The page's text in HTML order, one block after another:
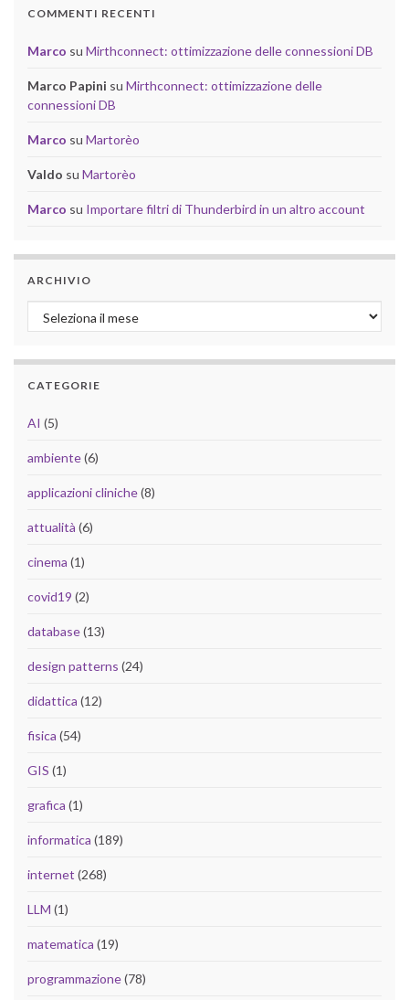
COMMENTI RECENTI
Marco su Mirthconnect: ottimizzazione delle connessioni DB
Marco Papini su Mirthconnect: ottimizzazione delle
connessioni DB
Marco su Martorèo
Valdo su Martorèo
Marco su Importare filtri di Thunderbird in un altro account
ARCHIVIO
Archivio
CATEGORIE
AI (5)
ambiente(6)
applicazioni cliniche(8)
attualità (6)
cinema (1)
covid19 (2)
database(13)
design patterns (24)
didattica (12)
fisica (54)
GIS (1)
grafica (1)
informatica (189)
internet (268)
LLM (1)
matematica (19)
programmazione(78)